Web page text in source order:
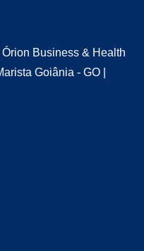
Business & Health
Goiânia - GO |